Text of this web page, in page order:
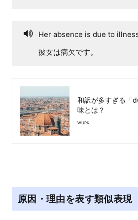
Her absence is due to
彼女は病欠です。
和訳が多すぎる「
味とは？
WURK
原因・理由を表す類似表現